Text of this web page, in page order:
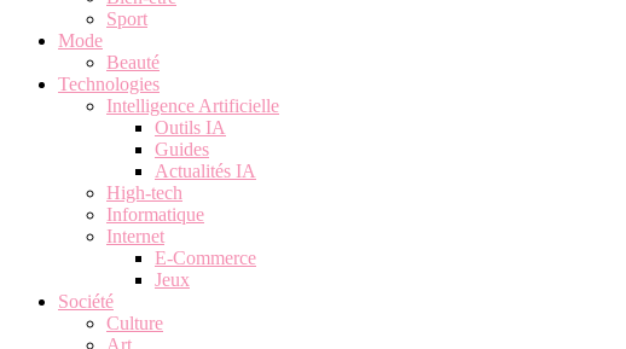
Sport
Mode
Beauté
Technologies
Intelligence Artificielle
Outils IA
Guides
Actualités IA
High-tech
Informatique
Internet
E-Commerce
Jeux
Société
Culture
Art